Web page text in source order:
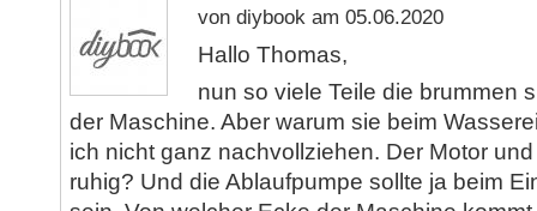
von diybook am 05.06.2020
Hallo Thomas,
nun so viele Teile die brummen
der Maschine. Aber warum sie beim
ich nicht ganz nachvollziehen. Der Motor
ruhig? Und die Ablaufpumpe sollte ja beim